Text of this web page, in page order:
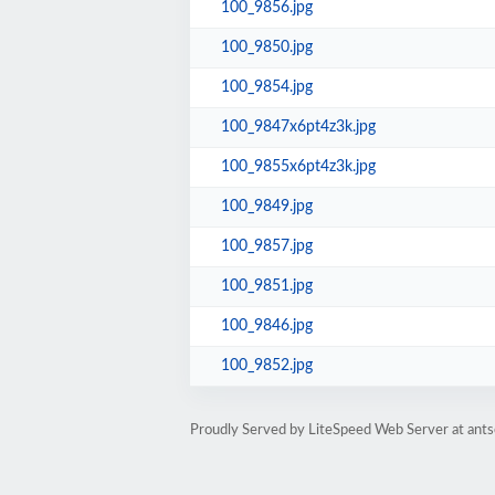
100_9856.jpg
100_9850.jpg
100_9854.jpg
100_9847x6pt4z3k.jpg
100_9855x6pt4z3k.jpg
100_9849.jpg
100_9857.jpg
100_9851.jpg
100_9846.jpg
100_9852.jpg
Proudly Served by LiteSpeed Web Server at